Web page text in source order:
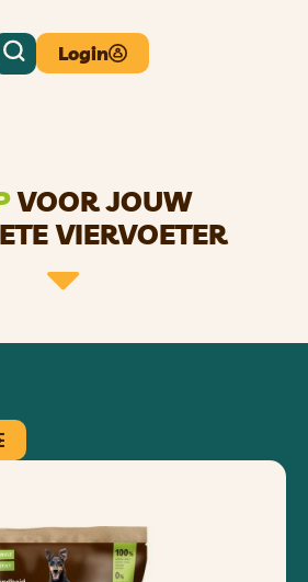
Login
VOOR JOUW
VIERVOETER